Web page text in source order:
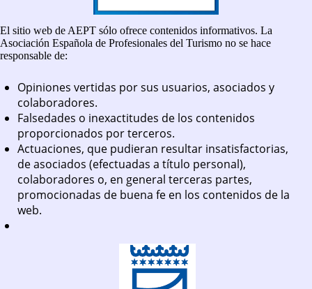
El sitio web de AEPT sólo ofrece contenidos informativos. La
Asociación Española de Profesionales del Turismo no se hace
responsable de:
Opiniones vertidas por sus usuarios, asociados y
colaboradores.
Falsedades o inexactitudes de los contenidos
proporcionados por terceros.
Actuaciones, que pudieran resultar insatisfactorias,
de asociados (efectuadas a título personal),
colaboradores o, en general terceras partes,
promocionadas de buena fe en los contenidos de la
web.